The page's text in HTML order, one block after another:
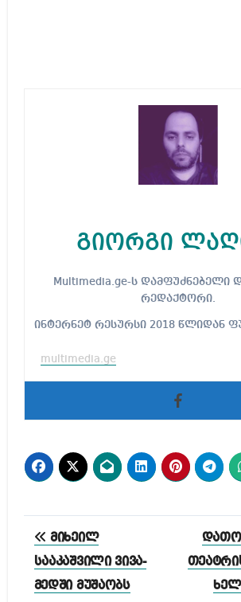
გიორგი
Multimedia.ge-ს დამფუძნებელი და მთავარი
რედაქტორი.
ინტერნეტ რესურსი 2018 წლიდან
multimedia.ge
პოსტის
ნავიგაცია
მიხეილ
სააკაშვილი ვივა-
მედში მუშაობს
დათო